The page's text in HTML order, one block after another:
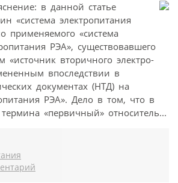
в данной статье
«система электропитания
применяемого «система
РЭА», существовавшего
«источник вторичного электро­
впоследствии в
документах (НТД) на
РЭА». Дело в том, что в
«первичный» относитель...